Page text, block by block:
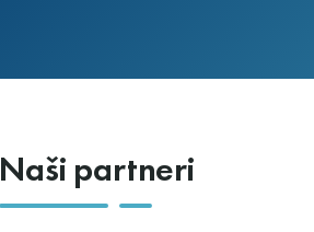
Naši partneri